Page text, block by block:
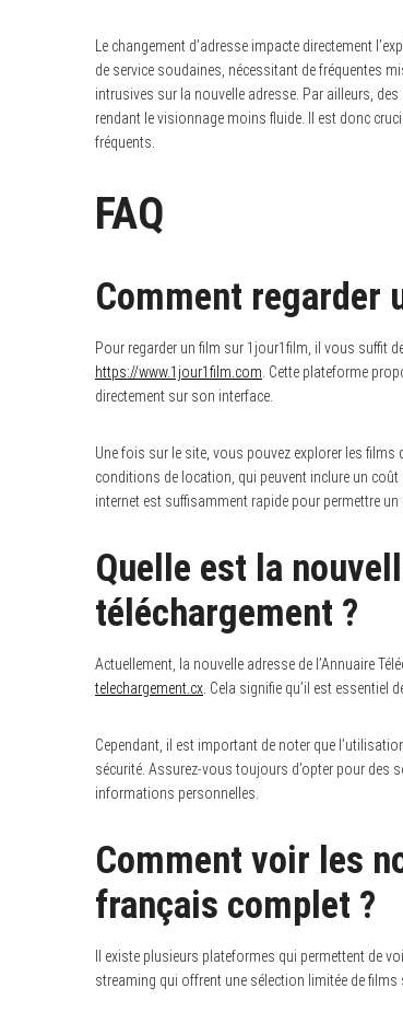
Le changement d’adresse impacte directement
de service soudaines, nécessitant de fréquentes
intrusives sur la nouvelle adresse. Par ailleurs,
rendant le visionnage moins fluide. Il est donc
fréquents.
FAQ
Comment
Pour regarder un film sur 1jour1film, il vous suffit
https://www.1jour1film.com . Cette plateforme
directement sur son interface.
Une fois sur le site, vous pouvez explorer les
conditions de location, qui peuvent inclure un
internet est suffisamment rapide pour permettre un
Quelle est la
téléchargement ?
Actuellement, la nouvelle adresse de l’Annuaire
telechargement.cx . Cela signifie qu’il est essentiel
Cependant, il est important de noter que
sécurité. Assurez-vous toujours d’opter pour des
informations personnelles.
Comment voir les
français complet ?
Il existe plusieurs plateformes qui permettent de
streaming qui offrent une sélection limitée de films